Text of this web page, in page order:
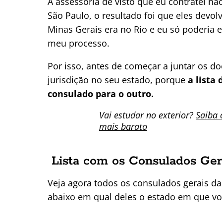
São Paulo, o resultado foi que eles
Minas Gerais era no Rio e eu só
meu processo.
Por isso, antes de começar a juntar os
jurisdição no seu estado, porque a lista
consulado para o outro.
Vai estudar no exterior? Saiba
mais barato
Lista com os Consulados
Veja agora todos os consulados gerais
abaixo em qual deles o estado em que